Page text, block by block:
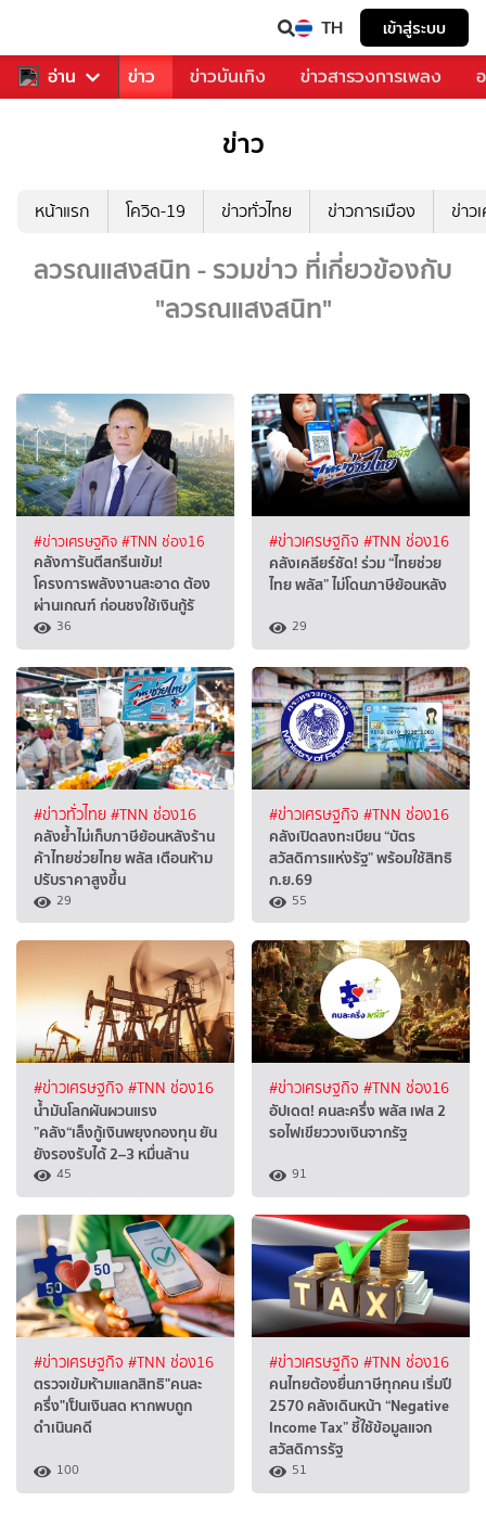
TH เข้าสู่ระบบ
อ่าน
คุณ กีฬา ข่าว ข่าวบันเทิง ข่าวสารวงการเพลง
ข่าว
หน้าแรก โควิด-19 ข่าวทั่วไทย ข่าวการเมือง ข่าว
ลวรณแสงสนิท - รวมข่าว ที่เกี่ยวข้องกับ
"ลวรณแสงสนิท"
#ข่าวเศรษฐกิจ #TNN ช่อง16
คลังการันตีสกรีนเข้ม!
โครงการพลังงานสะอาด ต้อง
ผ่านเกณฑ์ ก่อนชงใช้เงินกู้รั
36
#ข่าวเศรษฐกิจ #TNN ช่อง16
คลังเคลียร์ชัด! ร่วม “ไทยช่วย
ไทย พลัส” ไม่โดนภาษีย้อนหลัง
29
#ข่าวทั่วไทย#TNN ช่อง16
คลังย้ำไม่เก็บภาษีย้อนหลังร้าน
ค้าไทยช่วยไทย พลัส เตือนห้าม
ปรับราคาสูงขึ้น
29
#ข่าวเศรษฐกิจ #TNN ช่อง16
คลังเปิดลงทะเบียน “บัตร
สวัสดิการแห่งรัฐ” พร้อมใช้สิทธิ
ก.ย.69
55
#ข่าวเศรษฐกิจ #TNN ช่อง16
น้ำมันโลกผันผวนแรง
”คลัง“เล็งกู้เงินพยุงกองทุน ยัน
ยังรองรับได้ 2–3 หมื่นล้าน
45
#ข่าวเศรษฐกิจ #TNN ช่อง16
อัปเดต! คนละครึ่ง พลัส เฟส 2
รอไฟเขียววงเงินจากรัฐ
91
#ข่าวเศรษฐกิจ #TNN ช่อง16
ตรวจเข้มห้ามแลกสิทธิ"คนละ
ครึ่ง"เป็นเงินสด หากพบถูก
ดำเนินคดี
100
#ข่าวเศรษฐกิจ #TNN ช่อง16
คนไทยต้องยื่นภาษีทุกคน เริ่มปี
2570 คลังเดินหน้า “Negative
Income Tax” ชี้ใช้ข้อมูลแจก
สวัสดิการรัฐ
51